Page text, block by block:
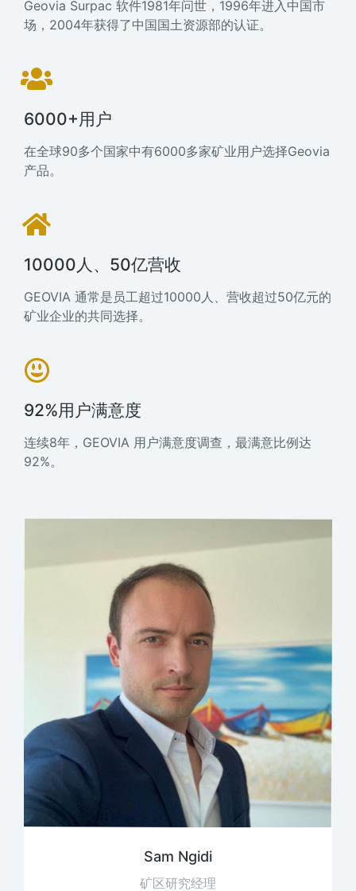
Geovia Surpac 软件1981年问世，1996年进入中国市
场，2004年获得了中国国土资源部的认证。
6000+用户
在全球90多个国家中有6000多家矿业用户选择Geovia
产品。
10000人、50亿营收
GEOVIA 通常是员工超过10000人、营收超过50亿元的
矿业企业的共同选择。
92%用户满意度
连续8年，GEOVIA 用户满意度调查，最满意比例达
92%。
Sam Ngidi
矿区研究经理